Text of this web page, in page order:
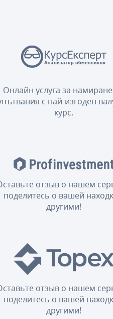
Онлайн услуга за
с най-изгоден
курс.
отзыв о нашем
поделитесь о вашей
другими!
отзыв о нашем
поделитесь о вашей
другими!